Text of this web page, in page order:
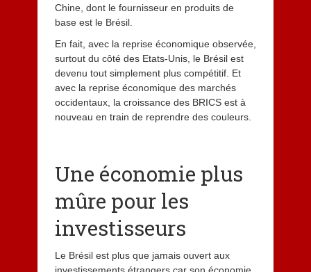
Chine, dont le fournisseur en produits de
base est le Brésil.
En fait, avec la reprise économique observée,
surtout du côté des Etats-Unis, le Brésil est
devenu tout simplement plus compétitif. Et
avec la reprise économique des marchés
occidentaux, la croissance des BRICS est à
nouveau en train de reprendre des couleurs.
Une économie plus
mûre pour les
investisseurs
Le Brésil est plus que jamais ouvert aux